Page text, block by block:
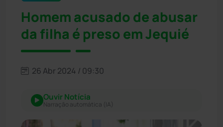
Homem acusado de abusar
da filha é preso em Jequié
26 Abr 2024 / 09:30
Ouvir Notícia
Narração automática (IA)